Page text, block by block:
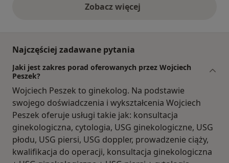
Zobacz więcejopinie powyżej
Najczęściej zadawane pytania
Jaki jest zakres porad oferowanych przez Wojciech
Peszek?
Wojciech Peszek to ginekolog. Na podstawie
swojego doświadczenia i wykształcenia Wojciech
Peszek oferuje usługi takie jak: konsultacja
ginekologiczna, cytologia, USG ginekologiczne, USG
płodu, USG piersi, USG doppler, prowadzenie ciąży,
kwalifikacja do operacji, konsultacja ginekologiczna